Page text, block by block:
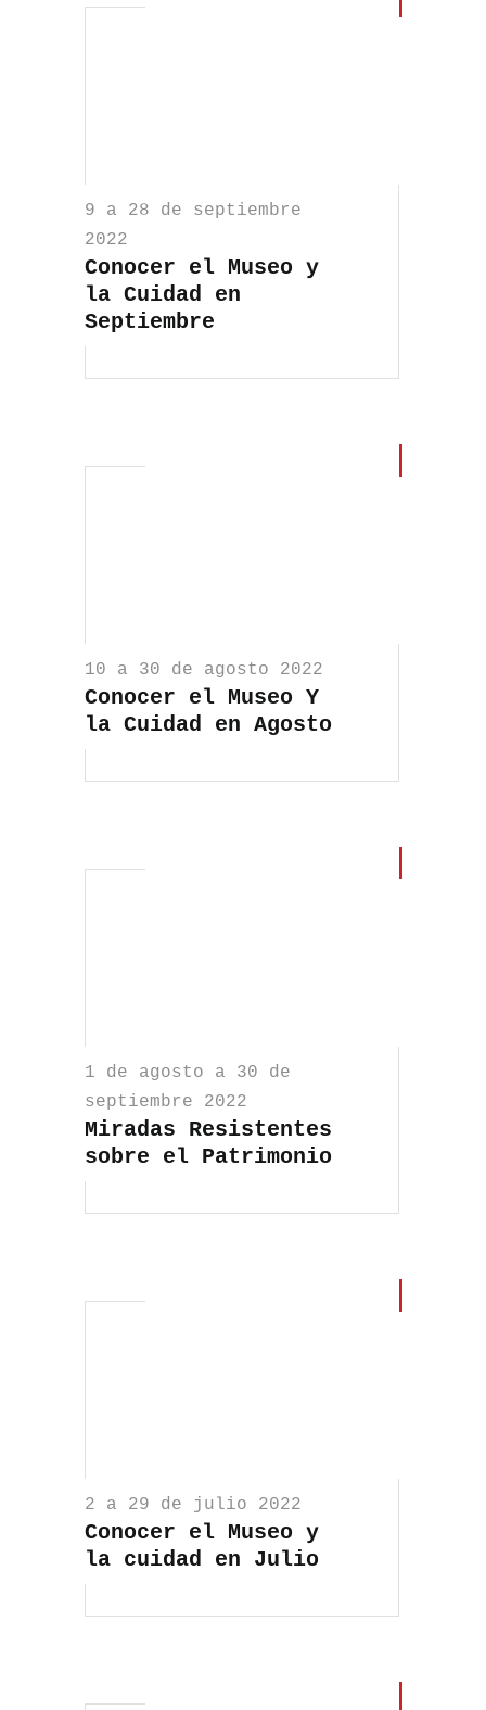
9 a 28 de septiembre
2022
Conocer el Museo y
la Cuidad en
Septiembre
10 a 30 de agosto 2022
Conocer el Museo Y
la Cuidad en Agosto
1 de agosto a 30 de
septiembre 2022
Miradas Resistentes
sobre el Patrimonio
2 a 29 de julio 2022
Conocer el Museo y
la cuidad en Julio